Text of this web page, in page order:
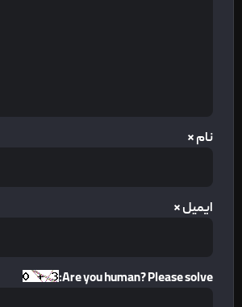
نام*
ایمیل*
Are you human? Please solve: